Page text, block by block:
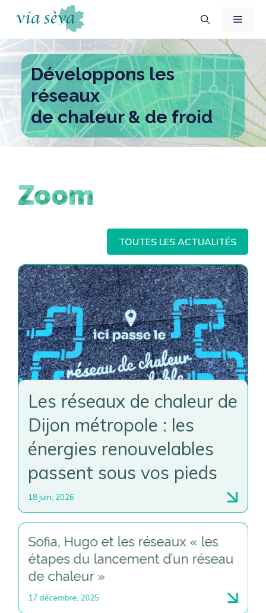
Menu
Développons les
réseaux
de chaleur & de froid
Zoom
TOUTES LES ACTUALITÉS
Les réseaux de chaleur de
Dijon métropole : les
énergies renouvelables
passent sous vos pieds
18 juin, 2026
Sofia, Hugo et les réseaux « un
réseau de chaleur transforme une
ville »
2 décembre, 2025